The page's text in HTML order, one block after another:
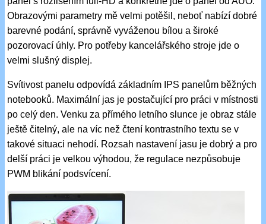
Obrazovými parametry mě velmi potěšil, neboť nabízí dobré
barevné podání, správně vyváženou bílou a široké
pozorovací úhly. Pro potřeby kancelářského stroje jde o
velmi slušný displej.
Svítivost panelu odpovídá základním IPS panelům běžných
notebooků. Maximální jas je postačující pro práci v místnosti
po celý den. Venku za přímého letního slunce je obraz stále
ještě čitelný, ale na víc než čtení kontrastního textu se v
takové situaci nehodí. Rozsah nastavení jasu je dobrý a pro
delší práci je velkou výhodou, že regulace nezpůsobuje
PWM blikání podsvícení.